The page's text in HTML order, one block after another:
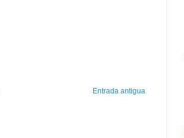
Entrada antigua